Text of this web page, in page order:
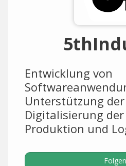
Entwicklung von
Unterstützung der
Digitalisierung
Produktion und
Folgen